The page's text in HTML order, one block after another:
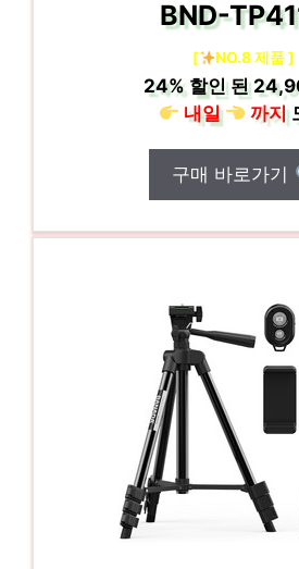
BND-
[ NO.8 제품 ]
24%할인 된
내일
까지
구매 바로가기